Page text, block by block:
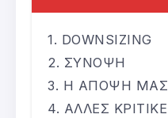
DOWNSIZING
ΣΥΝΟΨΗ
Η ΑΠΟΨΗ ΜΑΣ
ΑΛΛΕΣ